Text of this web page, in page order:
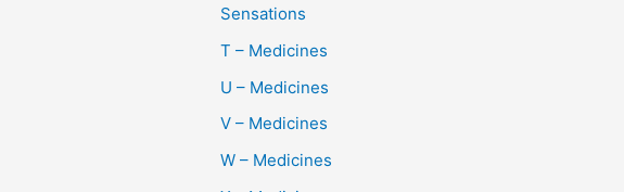
Sensations
T – Medicines
U – Medicines
V – Medicines
W – Medicines